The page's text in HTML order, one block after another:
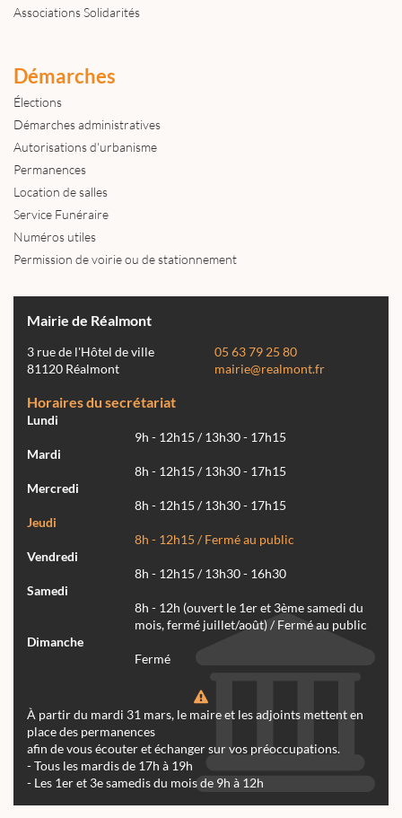
Associations Solidarités
Démarches
Élections
Démarches administratives
Autorisations d'urbanisme
Permanences
Location de salles
Service Funéraire
Numéros utiles
Permission de voirie ou de stationnement
Mairie de Réalmont
3 rue de l'Hôtel de ville
81120 Réalmont
05 63 79 25 80
mairie@realmont.fr
Horaires du secrétariat
Lundi
9h - 12h15 / 13h30 - 17h15
Mardi
8h - 12h15 / 13h30 - 17h15
Mercredi
8h - 12h15 / 13h30 - 17h15
Jeudi
8h - 12h15 / Fermé au public
Vendredi
8h - 12h15 / 13h30 - 16h30
Samedi
8h - 12h (ouvert le 1er et 3ème samedi du
mois, fermé juillet/août) / Fermé au public
Dimanche
Fermé
À partir du mardi 31 mars, le maire et les adjoints mettent en
place des permanences
afin de vous écouter et échanger sur vos préoccupations.
- Tous les mardis de 17h à 19h
- Les 1er et 3e samedis du mois de 9h à 12h